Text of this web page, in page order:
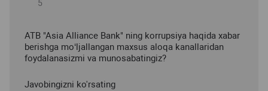
ATB "Asia Alliance Bank" ning korrupsiya haqida xabar
berishga mo‘ljallangan maxsus aloqa kanallaridan
foydalanasizmi va munosabatingiz?
Javobingizni ko'rsating